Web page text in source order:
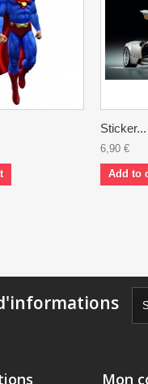
Sticker...
6,90 €
Add to
Mon